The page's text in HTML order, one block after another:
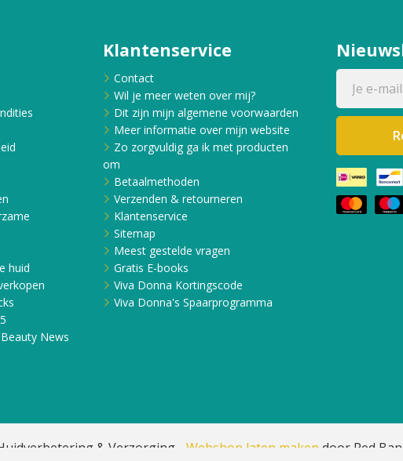
huid
News
Klantenservice
Contact
Wil je meer weten over mij?
Dit zijn mijn algemene voorwaarden
Meer informatie over mijn website
Zo zorgvuldig ga ik met producten
om
Betaalmethoden
Verzenden & retourneren
Klantenservice
Sitemap
Meest gestelde vragen
Gratis E-books
Viva Donna Kortingscode
Viva Donna's Spaarprogramma
& Verzorging - Webshop laten maken door Red